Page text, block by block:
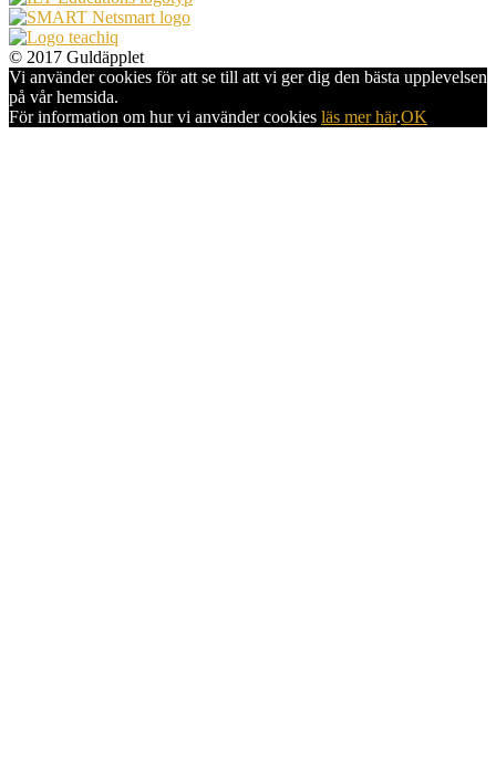
© 2017 Guldäpplet
Vi använder cookies för att se till att vi ger dig den bästa upplevelsen
på vår hemsida.
För information om hur vi använder cookies läs mer här.OK